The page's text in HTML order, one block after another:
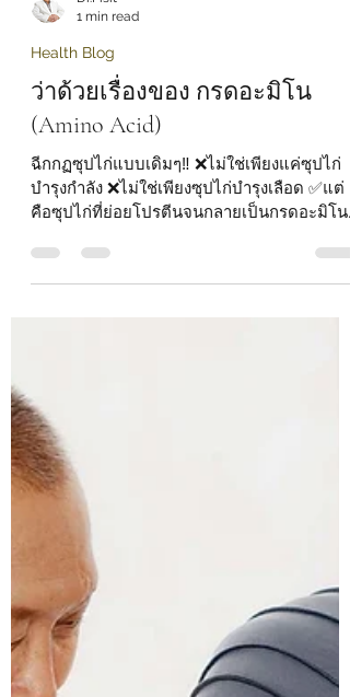
Dr.Pisit
ว่าด้วยเรื่องของ กรดอะมิโน
(Amino Acid)
ฉีกกฏซุปไก่แบบเดิมๆ‼️ ❌️ไม่ใช่เพียงแค่ซุปไก่
บำรุงกำลัง ❌️ไม่ใช่เพียงซุปไก่บำรุงเลือด ✅️แต่